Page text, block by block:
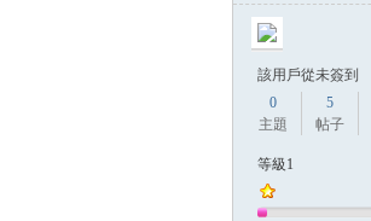
該用戶從未簽到
0
主題
5
帖子
等級1